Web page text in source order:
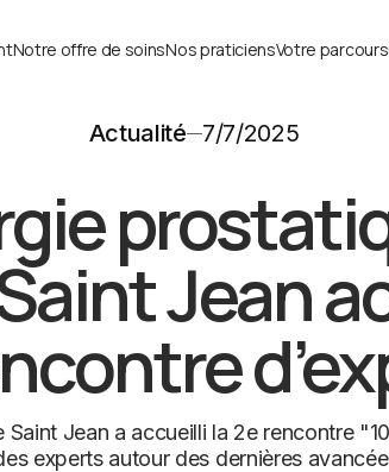
Notre offre de soinsNos praticiensVotre parcours
Actualité 7/7/2025
Jean
Saint Jean a accueilli la 2e rencontre
experts autour des dernières